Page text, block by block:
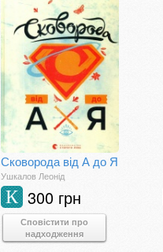
Сковорода від А до Я
Ушкалов Леонід
300 грн
К
Сповістити про
надходження